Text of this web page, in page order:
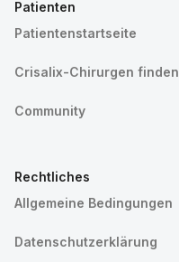
Patienten
Patientenstartseite
Crisalix-Chirurgen finden
Community
Rechtliches
Allgemeine Bedingungen
Datenschutzerklärung